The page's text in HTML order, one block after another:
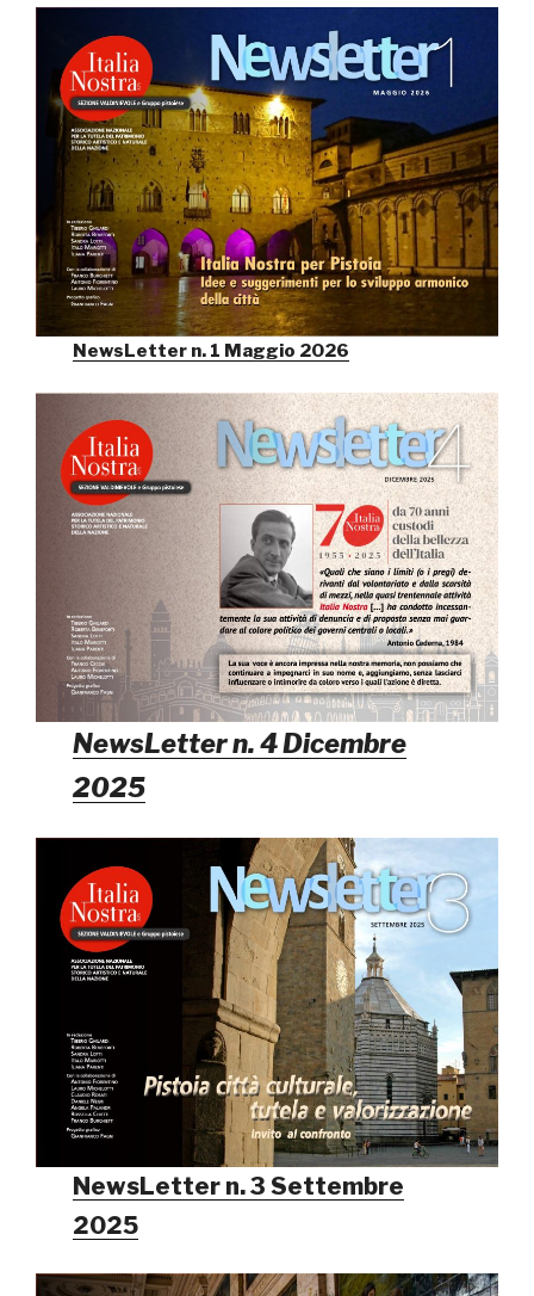
NewsLetter n. 1 Maggio 2026
NewsLetter n. 4 Dicembre
2025
NewsLetter n. 3 Settembre
2025